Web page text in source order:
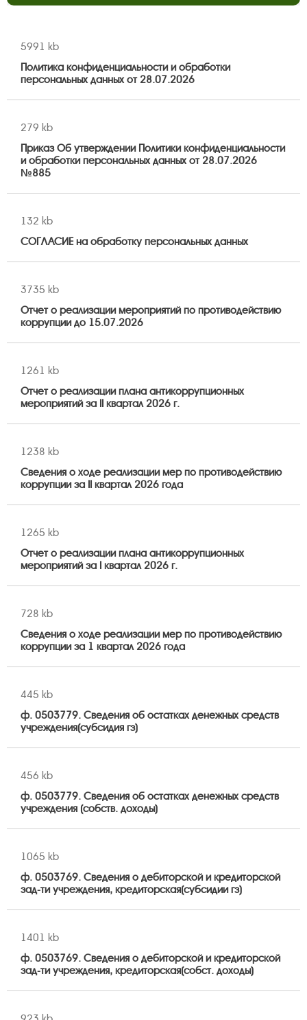
5991 kb
Политика конфиденциальности и обработки
персональных данных от 28.07.2026
279 kb
Приказ Об утверждении Политики конфиденциальности
и обработки персональных данных от 28.07.2026
№885
132 kb
СОГЛАСИЕ на обработку персональных данных
3735 kb
Отчет о реализации мероприятий по противодействию
коррупции до 15.07.2026
1261 kb
Отчет о реализации плана антикоррупционных
мероприятий за II квартал 2026 г.
1238 kb
Сведения о ходе реализации мер по противодействию
коррупции за II квартал 2026 года
1265 kb
Отчет о реализации плана антикоррупционных
мероприятий за I квартал 2026 г.
728 kb
Сведения о ходе реализации мер по противодействию
коррупции за 1 квартал 2026 года
445 kb
ф. 0503779. Сведения об остатках денежных средств
учреждения(субсидия гз)
456 kb
ф. 0503779. Сведения об остатках денежных средств
учреждения (собств. доходы)
1065 kb
ф. 0503769. Сведения о дебиторской и кредиторской
зад-ти учреждения, кредиторская(субсидии гз)
1401 kb
ф. 0503769. Сведения о дебиторской и кредиторской
зад-ти учреждения, кредиторская(собст. доходы)